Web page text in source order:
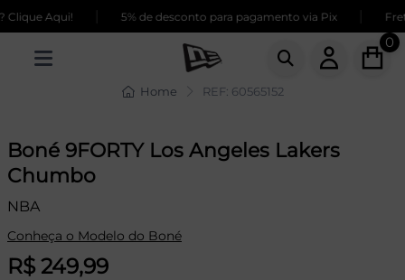
Aqui! 5% de desconto para pagamento via Pix
0
Home REF: 60565152
Boné 9FORTY Los Angeles Lakers
Chumbo
NBA
Conheça o Modelo do Boné
R$ 249,99